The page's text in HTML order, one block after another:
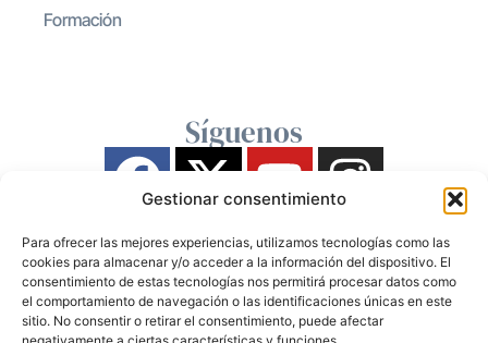
Gestionar consentimiento
Para ofrecer las mejores experiencias, utilizamos tecnologías como las
cookies para almacenar y/o acceder a la información del dispositivo. El
consentimiento de estas tecnologías nos permitirá procesar datos como
el comportamiento de navegación o las identificaciones únicas en este
sitio. No consentir o retirar el consentimiento, puede afectar
Formación
Síguenos